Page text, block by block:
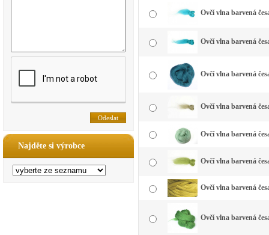
Najděte si výrobce
Ovčí vlna barvená
Ovčí vlna barvená
Ovčí vlna barvená
Ovčí vlna barvená
Ovčí vlna barvená
Ovčí vlna barvená
Ovčí vlna barvená
Ovčí vlna barvená